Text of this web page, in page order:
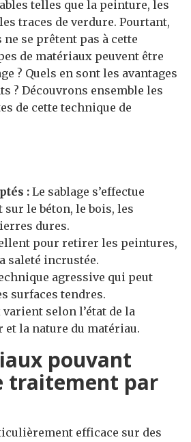
telles que la peinture, les
traces de verdure. Pourtant,
se prêtent pas à cette
de matériaux peuvent être
? Quels en sont les avantages
? Découvrons ensemble les
de cette technique de
: Le sablage s’effectue
le béton, le bois, les
dures.
pour retirer les peintures,
saleté incrustée.
agressive qui peut
surfaces tendres.
selon l’état de la
et la nature du matériau.
pouvant
traitement par
efficace sur des